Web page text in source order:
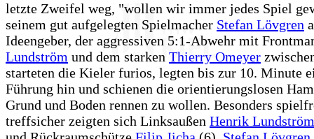
letzte Zweifel weg, "wollen wir immer jedes Spiel
seinem gut aufgelegten Spielmacher Stefan Lövgren
Ideengeber, der aggressiven 5:1-Abwehr mit
Lundström und dem starken Thierry Omeyer
starteten die Kieler furios, legten bis zur 10. Minute
Führung hin und schienen die orientierungslosen
Grund und Boden rennen zu wollen. Besonders
treffsicher zeigten sich Linksaußen Henrik Lundström